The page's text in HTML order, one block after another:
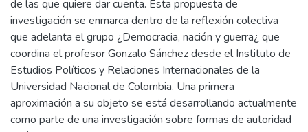
de las que quiere dar cuenta. Esta propuesta de
investigación se enmarca dentro de la reflexión colectiva
que adelanta el grupo ¿Democracia, nación y guerra¿ que
coordina el profesor Gonzalo Sánchez desde el Instituto de
Estudios Políticos y Relaciones Internacionales de la
Universidad Nacional de Colombia. Una primera
aproximación a su objeto se está desarrollando actualmente
como parte de una investigación sobre formas de autoridad